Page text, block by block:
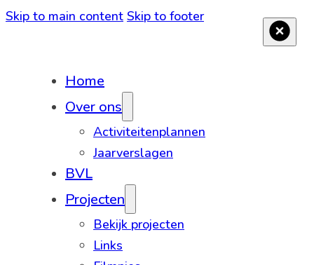
Skip to main content Skip to footer
Home
Over ons
Activiteitenplannen
Jaarverslagen
BVL
Projecten
Bekijk projecten
Links